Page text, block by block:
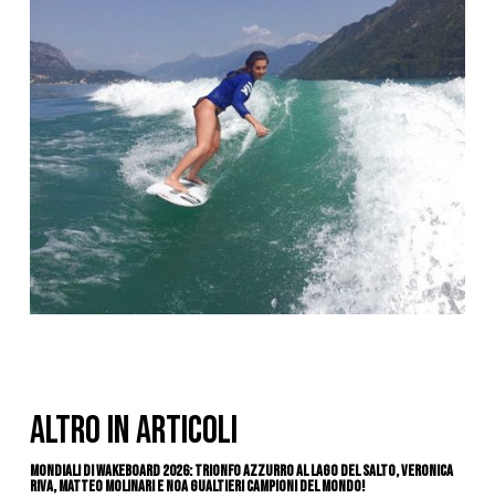
ALTRO IN ARTICOLI
Mondiali di Wakeboard 2026: trionfo azzurro al Lago del Salto, Veronica
Riva, Matteo Molinari e Noa Gualtieri campioni del mondo!